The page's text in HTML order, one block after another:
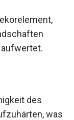
des
was